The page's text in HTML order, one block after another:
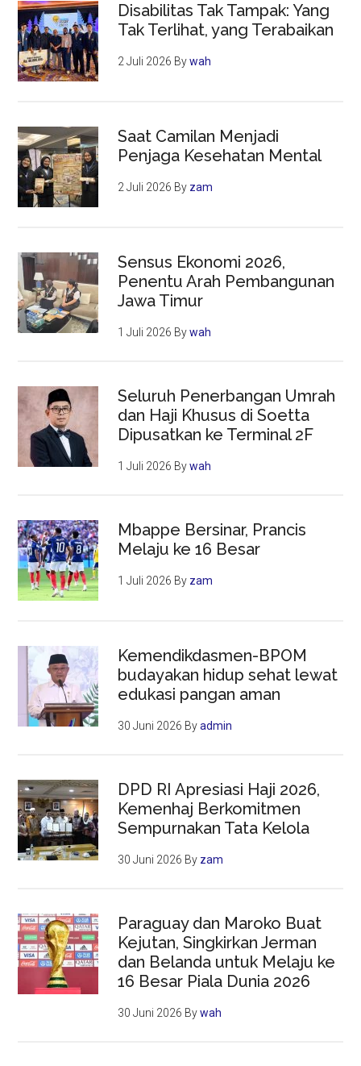
Disabilitas Tak Tampak: Yang
Tak Terlihat, yang Terabaikan
2 Juli 2026 Bywah
Saat Camilan Menjadi
Penjaga Kesehatan Mental
2 Juli 2026 By zam
Sensus Ekonomi 2026,
Penentu Arah Pembangunan
Jawa Timur
1 Juli 2026 Bywah
Seluruh Penerbangan Umrah
dan Haji Khusus di Soetta
Dipusatkan ke Terminal 2F
1 Juli 2026 Bywah
Mbappe Bersinar, Prancis
Melaju ke 16 Besar
1 Juli 2026 By zam
Kemendikdasmen-BPOM
budayakan hidup sehat lewat
edukasi pangan aman
30 Juni 2026 Byadmin
DPD RI Apresiasi Haji 2026,
Kemenhaj Berkomitmen
Sempurnakan Tata Kelola
30 Juni 2026 By zam
Paraguay dan Maroko Buat
Kejutan, Singkirkan Jerman
dan Belanda untuk Melaju ke
16 Besar Piala Dunia 2026
30 Juni 2026 Bywah